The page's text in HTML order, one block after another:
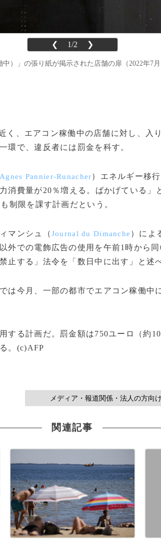
❮ 1/2 ❯
）」の張り紙が掲示された店舗の扉（2022年7
く、エアコン稼働中の店舗に対し、入
環で、違反者には罰金を科す。
Agnes Pannier-Runacher）エネルギー移
消費量が20％増える。ばかげている」
制限を課す計画だという。
マンシュ（Journal du Dimanche ）によ
外での電飾広告の使用を午前1時から
止する」法令を「数日中に出す」と述
は今月、一部の都市でエアコン稼働中
る計画だ。罰金額は750ユーロ（約
。(c)AFP
メディア・報道関係・法人の方向
関連記事